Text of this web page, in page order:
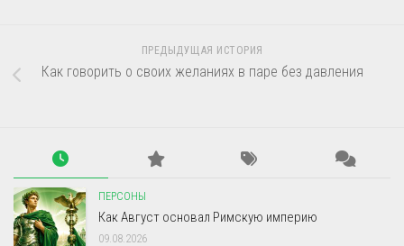
ПРЕДЫДУЩАЯ ИСТОРИЯ
Как говорить о своих желаниях в паре без давления
ПЕРСОНЫ
Как Август основал Римскую империю
09.08.2026